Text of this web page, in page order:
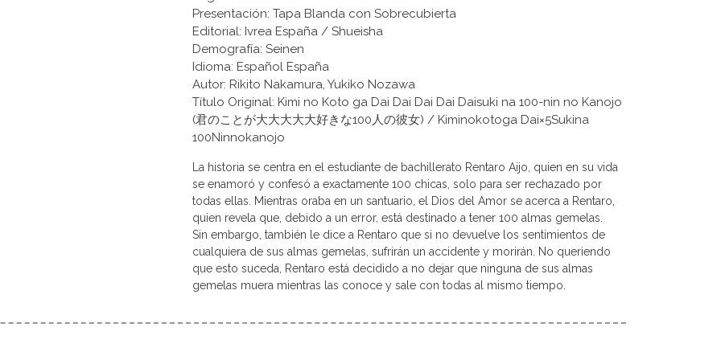
Presentación: Tapa Blanda con Sobrecubierta
Editorial: Ivrea España / Shueisha
Demografía: Seinen
Idioma: Español España
Autor: Rikito Nakamura, Yukiko Nozawa
Título Original: Kimi no Koto ga Dai Dai Dai Dai Daisuki na 100-nin no Kanojo
(君のことが大大大大大好きな100人の彼女) / Kiminokotoga Dai×5Sukina
100Ninnokanojo
La historia se centra en el estudiante de bachillerato Rentaro Aijo, quien en su vida
se enamoró y confesó a exactamente 100 chicas, solo para ser rechazado por
todas ellas. Mientras oraba en un santuario, el Dios del Amor se acerca a Rentaro,
quien revela que, debido a un error, está destinado a tener 100 almas gemelas.
Sin embargo, también le dice a Rentaro que si no devuelve los sentimientos de
cualquiera de sus almas gemelas, sufrirán un accidente y morirán. No queriendo
que esto suceda, Rentaro está decidido a no dejar que ninguna de sus almas
gemelas muera mientras las conoce y sale con todas al mismo tiempo.